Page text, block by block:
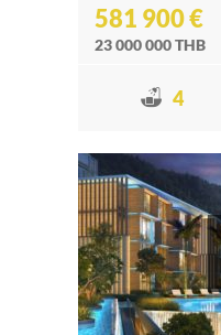
581 900 €
23 000 000 THB
4